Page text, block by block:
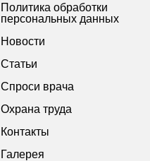
Политика обработки
персональных данных
Новости
Статьи
Спроси врача
Охрана труда
Контакты
Галерея